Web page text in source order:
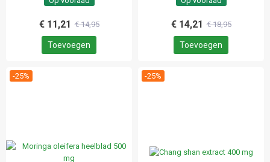
€ 11,21 € 14,95
Toevoegen
€ 14,21 € 18,95
Toevoegen
-25% -25%